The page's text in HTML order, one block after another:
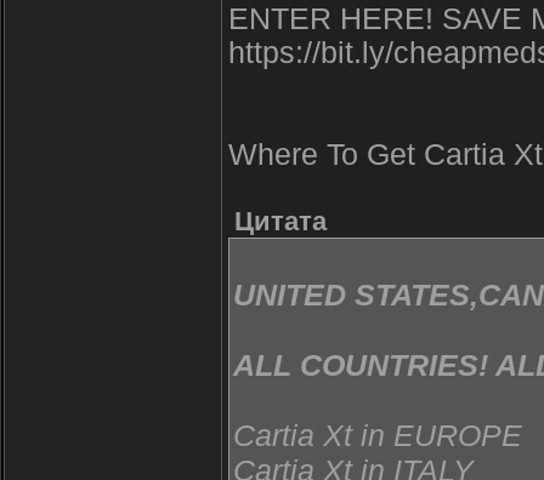
ENTER HERE! SAVE
https://bit.ly/
Where To Get Cartia
Цитата
UNITED
ALL COUNTRIES!
Cartia Xt in EUROPE
Cartia Xt in ITALY